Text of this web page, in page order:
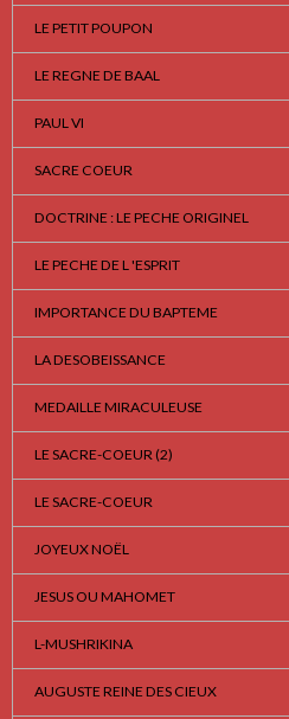
LE PETIT POUPON
LE REGNE DE BAAL
PAUL VI
SACRE COEUR
DOCTRINE : LE PECHE ORIGINEL
LE PECHE DE L 'ESPRIT
IMPORTANCE DU BAPTEME
LA DESOBEISSANCE
MEDAILLE MIRACULEUSE
LE SACRE-COEUR (2)
LE SACRE-COEUR
JOYEUX NOËL
JESUS OU MAHOMET
L-MUSHRIKINA
AUGUSTE REINE DES CIEUX